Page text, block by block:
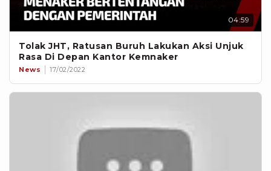
04:59
Tolak JHT, Ratusan Buruh Lakukan Aksi Unjuk
Rasa Di Depan Kantor Kemnaker
News 17/02/2022